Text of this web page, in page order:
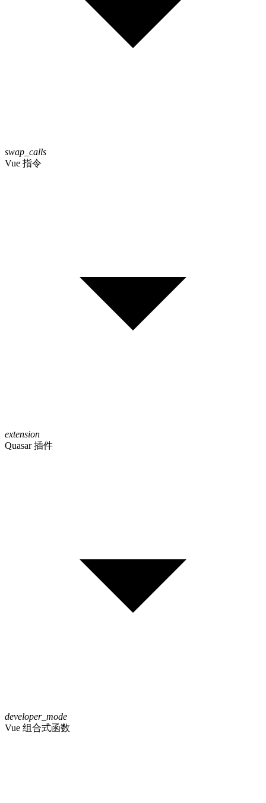
swap_calls
Vue 指令
extension
Quasar 插件
developer_mode
Vue 组合式函数